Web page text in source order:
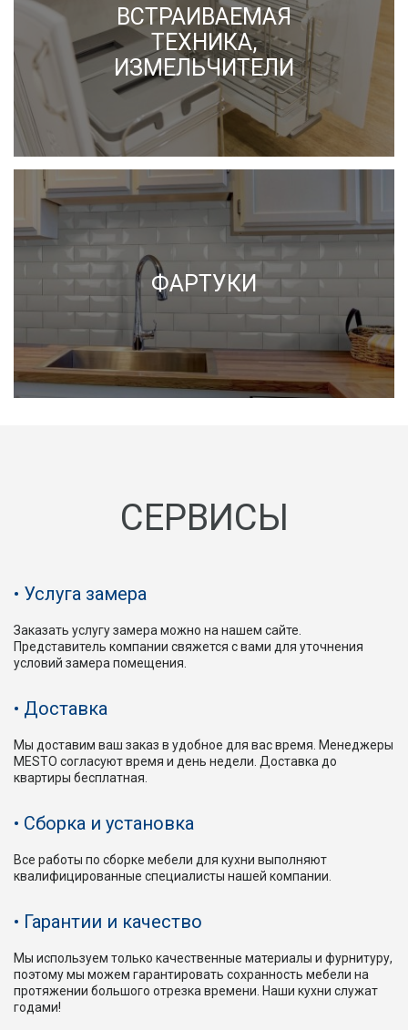
ВСТРАИВАЕМАЯ
ТЕХНИКА,
ИЗМЕЛЬЧИТЕЛИ
ФАРТУКИ
СЕРВИСЫ
Услуга замера
Заказать услугу замера можно на нашем сайте.
Представитель компании свяжется с вами для уточнения
условий замера помещения.
Доставка
Мы доставим ваш заказ в удобное для вас время. Менеджеры
MESTO согласуют время и день недели. Доставка до
квартиры бесплатная.
Сборка и установка
Все работы по сборке мебели для кухни выполняют
квалифицированные специалисты нашей компании.
Гарантии и качество
Мы используем только качественные материалы и фурнитуру,
поэтому мы можем гарантировать сохранность мебели на
протяжении большого отрезка времени. Наши кухни служат
годами!